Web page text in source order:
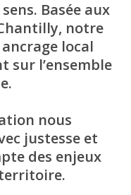
Basée aux
notre
local
l’ensemble
nous
justesse et
des enjeux